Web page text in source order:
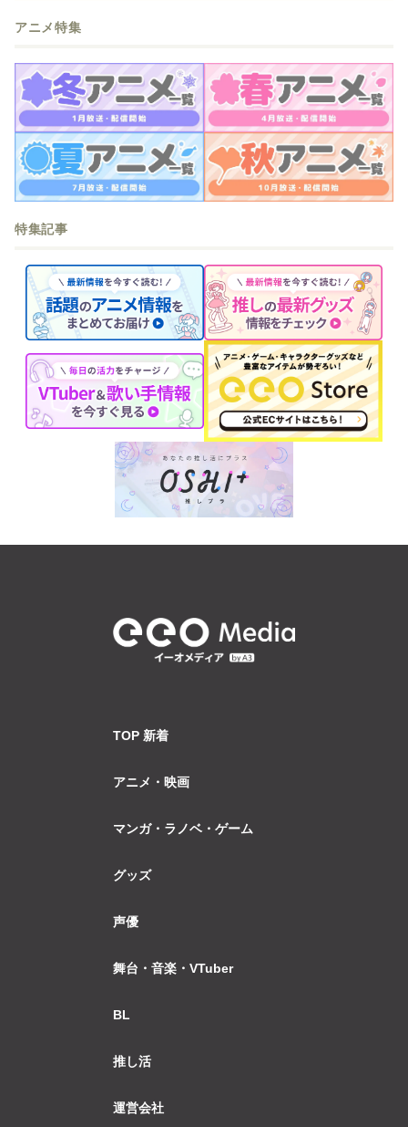
アニメ特集
特集記事
TOP 新着
アニメ・映画
マンガ・ラノベ・ゲーム
グッズ
声優
舞台・音楽・VTuber
BL
推し活
運営会社